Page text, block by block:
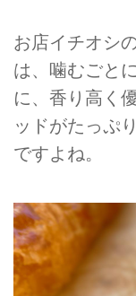
お店イチオシ
は、噛むごと
に、香り高く
ッドがたっぷ
ですよね。